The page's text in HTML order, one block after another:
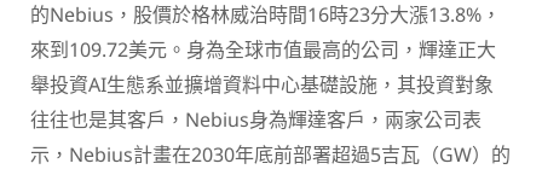
的Nebius，股價於格林威治時間16時23分大漲13.8%，
來到109.72美元。身為全球市值最高的公司，輝達正大
舉投資AI生態系並擴增資料中心基礎設施，其投資對象
往往也是其客戶，Nebius身為輝達客戶，兩家公司表
示，Nebius計畫在2030年底前部署超過5吉瓦（GW）的